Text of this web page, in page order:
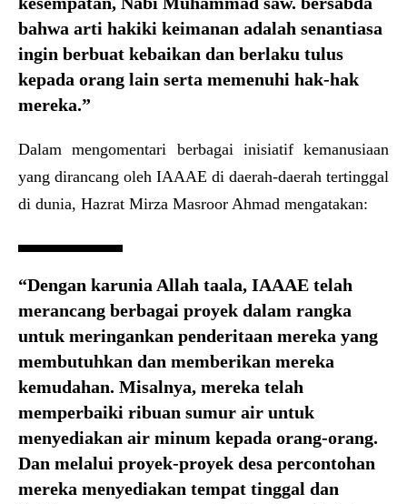
bahwa arti hakiki keimanan adalah senantiasa
ingin berbuat kebaikan dan berlaku tulus
kepada orang lain serta memenuhi hak-hak
mereka.”
Dalam mengomentari berbagai inisiatif kemanusiaan
yang dirancang oleh IAAAE di daerah-daerah tertinggal
di dunia, Hazrat Mirza Masroor Ahmad mengatakan:
“Dengan karunia Allah taala, IAAAE telah
merancang berbagai proyek dalam rangka
untuk meringankan penderitaan mereka yang
membutuhkan dan memberikan mereka
kemudahan. Misalnya, mereka telah
memperbaiki ribuan sumur air untuk
menyediakan air minum kepada orang-orang.
Dan melalui proyek-proyek desa percontohan
mereka menyediakan tempat tinggal dan